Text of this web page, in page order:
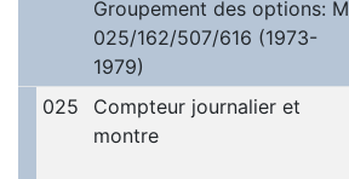
Groupement des options: M
025/162/507/616 (1973-
1979)
025
Compteur journalier et
montre